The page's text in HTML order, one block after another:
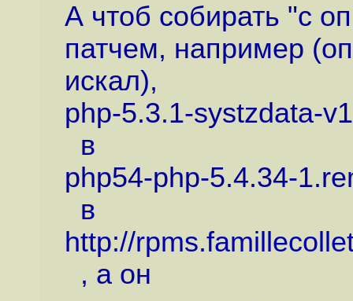
А чтоб собирать "с
патчем, например
искал),
php-5.3.1-systzdata-
в
php54-php-5.4.34-
в
http://
, а он